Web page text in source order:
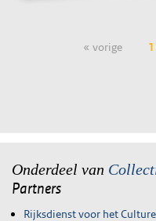
« vorige 1
Onderdeel van
Partners
Rijksdienst voor het